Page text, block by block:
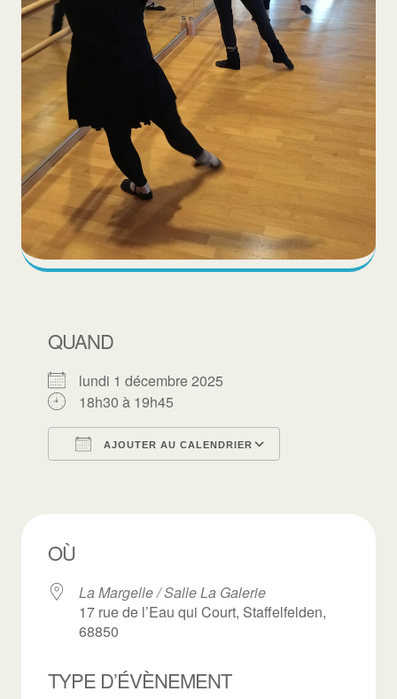
QUAND
lundi 1 décembre 2025
18h30 à 19h45
AJOUTER AU CALENDRIER
OÙ
La Margelle / Salle La Galerie
17 rue de l’Eau qui Court, Staffelfelden,
68850
TYPE D’ÉVÈNEMENT